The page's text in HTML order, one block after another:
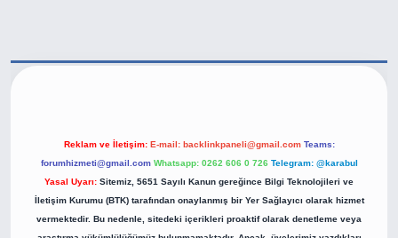
Reklam ve İletişim: E-mail: backlinkpaneli@gmail.com Teams:
forumhizmeti@gmail.com Whatsapp: 0262 606 0 726 Telegram: @karabul
Yasal Uyarı: Sitemiz, 5651 Sayılı Kanun gereğince Bilgi Teknolojileri ve
İletişim Kurumu (BTK) tarafından onaylanmış bir Yer Sağlayıcı olarak hizmet
vermektedir. Bu nedenle, sitedeki içerikleri proaktif olarak denetleme veya